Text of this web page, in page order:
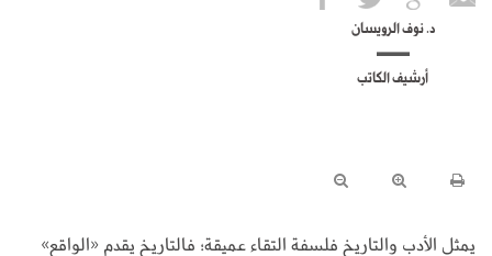
د. نوف الرويسان
أرشيف الكاتب
يمثل الأدب والتاريخ فلسفة التقاء عميقة؛ فالتاريخ يقدم «الواقع»